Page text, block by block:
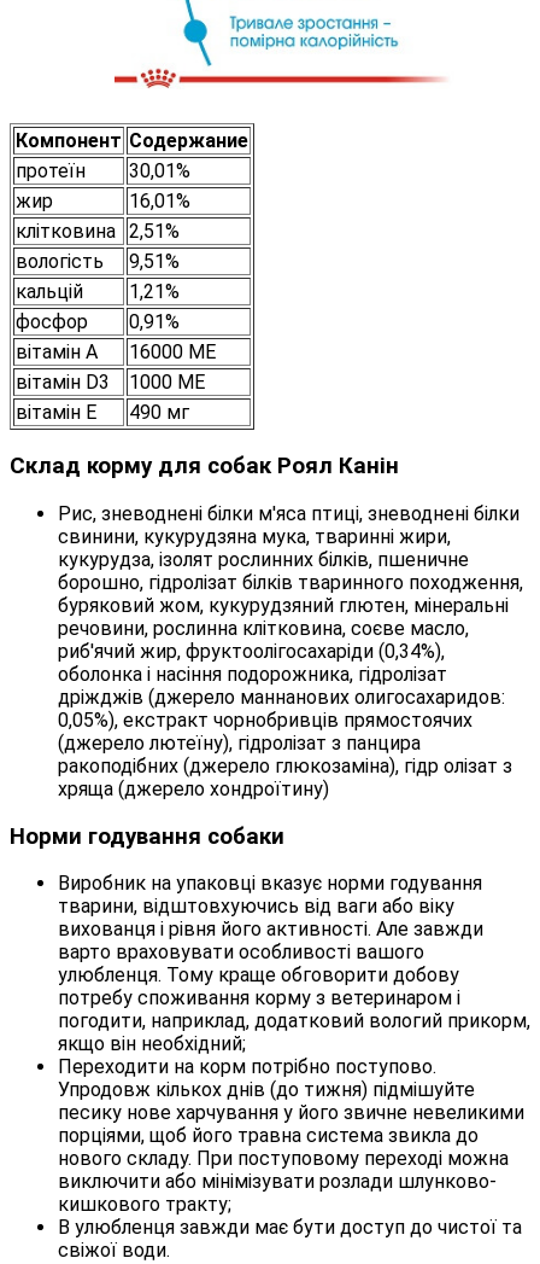
Компонент Содержание
протеїн
30,01%
жир
16,01%
клітковина 2,51%
вологість
9,51%
кальцій
1,21%
фосфор
0,91%
вітамін А
16000 МЕ
вітамін D3
1000 МЕ
вітамін Е
490 мг
Склад корму для собак Роял Канін
Рис, зневоднені білки м'яса птиці, зневоднені білки
свинини, кукурудзяна мука, тваринні жири,
кукурудза, ізолят рослинних білків, пшеничне
борошно, гідролізат білків тваринного походження,
буряковий жом, кукурудзяний глютен, мінеральні
речовини, рослинна клітковина, соєве масло,
риб'ячий жир, фруктоолігосахаріди (0,34%),
оболонка і насіння подорожника, гідролізат
дріжджів (джерело мaннанових олигосахаридов:
0,05%), екстракт чорнобривців прямостоячих
(джерело лютеїну), гідролізат з панцира
ракоподібних (джерело глюкозаміна), гідр олізат з
хряща (джерело хондроїтину)
Норми годування собаки
Виробник на упаковці вказує норми годування
тварини, відштовхуючись від ваги або віку
вихованця і рівня його активності. Але завжди
варто враховувати особливості вашого
улюбленця. Тому краще обговорити добову
потребу споживання корму з ветеринаром і
погодити, наприклад, додатковий вологий прикорм,
якщо він необхідний;
Переходити на корм потрібно поступово.
Упродовж кількох днів (до тижня) підмішуйте
песику нове харчування у його звичне невеликими
порціями, щоб його травна система звикла до
нового складу. При поступовому переході можна
виключити або мінімізувати розлади шлунково-
кишкового тракту;
В улюбленця завжди має бути доступ до чистої та
свіжої води.